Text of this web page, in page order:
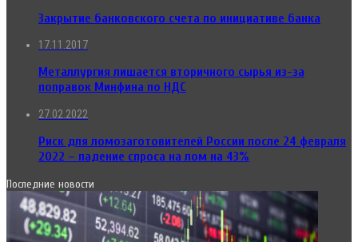
Закрытие банковского счета по инициативе банка
17.11.2017
Металлургия лишается вторичного сырья из-за
поправок Минфина по НДС
27.02.2022
Риск для ломозаготовителей России после 24 февраля
2022 – падение спроса на лом на 43%
Последние новости